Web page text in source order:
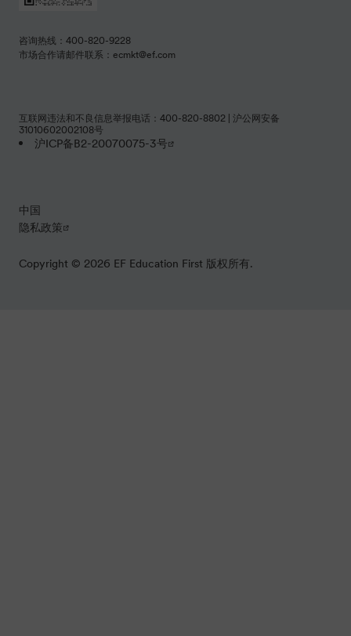
咨询热线：400-820-9228
市场合作请邮件联系：ecmkt@ef.com
互联网违法和不良信息举报电话：400-820-8802 | 沪公网安备
31010602002108号
沪ICP备B2-20070075-3号
中国
隐私政策
Copyright © 2026 EF Education First 版权所有.